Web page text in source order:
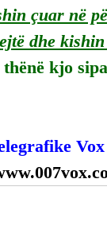
çuar në
dhe
thënë kjo
Vox